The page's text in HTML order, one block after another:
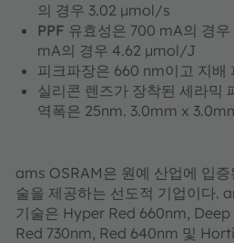
의 경우 3.02 µmol/s
PPF 유효성은 700 mA의 경
mA의 경우 4.62 µmol/J
피크파장은 660 nm이고 지배
실리콘 렌즈가 장착된 세라믹
역폭은 25nm. 3.0mm x
ams OSRAM은 원예 산업에 입증
술을 제공하는 선도적 기업이다.
기술은 Hyper Red 660nm,
Red 730nm, Red 640nm 및